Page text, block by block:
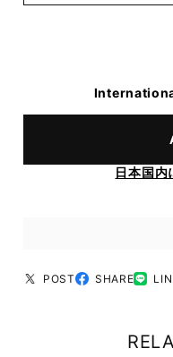
日本国内
POST SHARE